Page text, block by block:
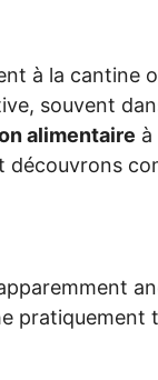
à la cantine
souvent
alimentaire à
découvrons
pratiquement